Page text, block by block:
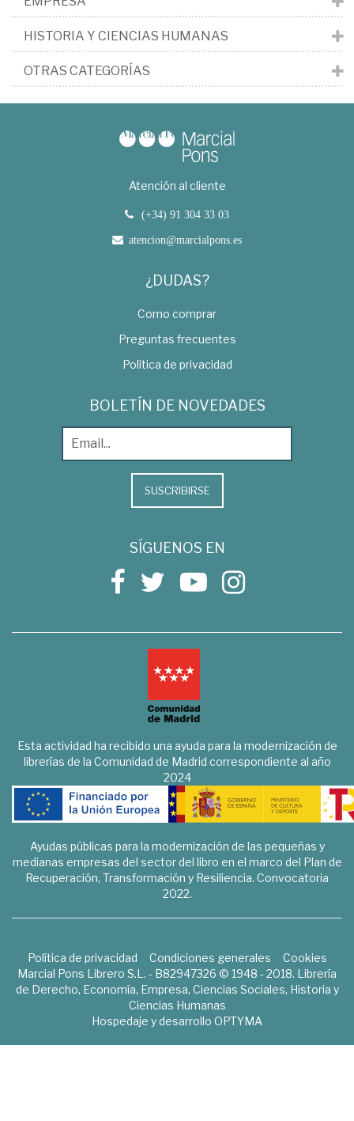
HISTORIA Y CIENCIAS HUMANAS
OTRAS CATEGORÍAS
Atención al cliente
(+34) 91 304 33 03
atencion@marcialpons.es
¿DUDAS?
Como comprar
Preguntas frecuentes
Política de privacidad
BOLETÍN DE NOVEDADES
SUSCRIBIRSE
SÍGUENOS EN
Esta actividad ha recibido una ayuda para la modernización de
librerías de la Comunidad de Madrid correspondiente al año
2024
Ayudas públicas para la modernización de las pequeñas y
medianas empresas del sector del libro en el marco del Plan de
Recuperación, Transformación y Resiliencia. Convocatoria
2022.
Política de privacidad Condiciones generales
Cookies
Marcial Pons Librero S.L. - B82947326 © 1948 - 2018. Librería
de Derecho, Economía, Empresa, Ciencias Sociales, Historia y
Ciencias Humanas
Hospedaje y desarrollo OPTYMA